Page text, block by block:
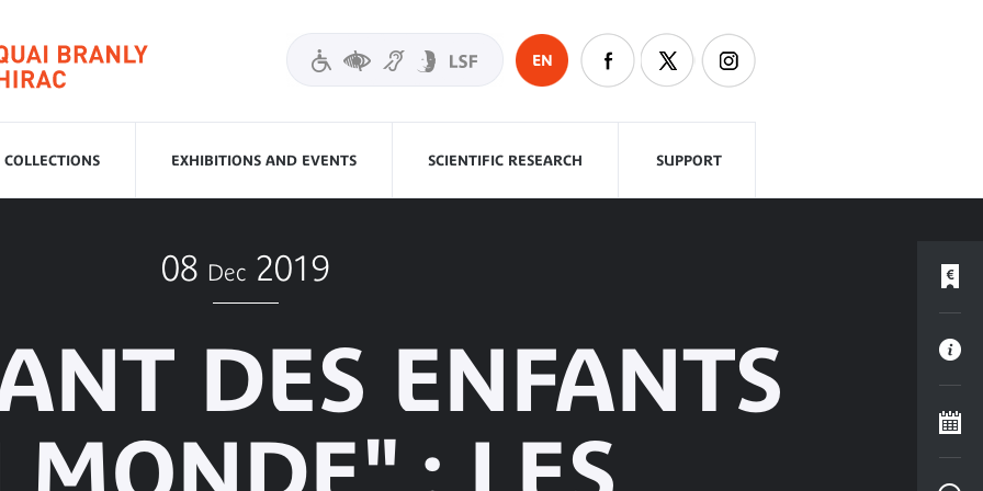
EN
COLLECTIONS EXHIBITIONS AND EVENTS SCIENTIFIC RESEARCH SUPPORT
08 Dec 2019
DES ENFANTS